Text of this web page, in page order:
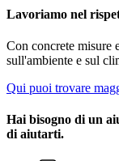
Lavoriamo nel
Con concrete misure
sull'ambiente e sul
Qui puoi trovare
Hai bisogno di un
di aiutarti.